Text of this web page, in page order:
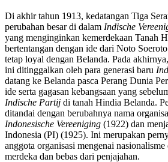
Di akhir tahun 1913, kedatangan Tiga
perubahan besar di dalam Indische
yang menginginkan kemerdekaan Tanah
bertentangan dengan ide dari Noto
tetap loyal dengan Belanda. Pada
ini ditinggalkan oleh para generasi baru
datang ke Belanda pasca Perang Dunia
ide serta gagasan kebangsaan yang
Indische Partij di tanah Hindia Belanda.
ditandai dengan berubahnya nama
Indonesische Vereeniging (1922) dan
Indonesia (PI) (1925). Ini merupakan
anggota organisasi mengenai
merdeka dan bebas dari penjajahan.